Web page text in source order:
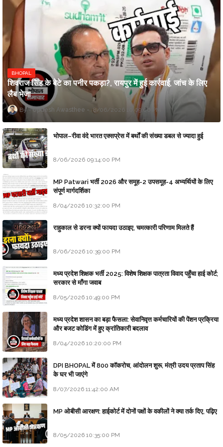
BHOPAL
शिवराज सिंह के बेटे का पनीर पकड़ा?, रायपुर में हुई कार्रवाई, जांच के लिए
लैब भेजा
Updesh Awasthee 8/06/2026 10:09:00 PM
भोपाल–रीवा वंदे भारत एक्सप्रेस में बर्थों की संख्या डबल से ज्यादा हुई
8/06/2026 09:14:00 PM
MP Patwari भर्ती 2026 और समूह-2 उपसमूह-4 अभ्यर्थियों के लिए
संपूर्ण मार्गदर्शिका
8/04/2026 10:32:00 PM
राहुकाल से डरना क्यों फायदा उठाइए, चमत्कारी परिणाम मिलते हैं
8/06/2026 10:39:00 PM
मध्य प्रदेश शिक्षक भर्ती 2025: विशेष शिक्षक पात्रता विवाद पहुँचा हाई कोर्ट;
सरकार से माँगा जवाब
8/05/2026 10:49:00 PM
मध्य प्रदेश शासन का बड़ा फैसला: सेवानिवृत्त कर्मचारियों की पेंशन प्रक्रिया
और बजट कोडिंग में हुए क्रांतिकारी बदलाव
8/04/2026 10:20:00 PM
DPI BHOPAL में 800 कॉकरोच, आंदोलन शुरू, मंत्री उदय प्रताप सिंह
के घर भी जाएंगे
8/07/2026 11:42:00 AM
MP ओबीसी आरक्षण: हाईकोर्ट में दोनों पक्षों के वकीलों ने क्या तर्क दिए, पढ़िए
8/05/2026 10:35:00 PM